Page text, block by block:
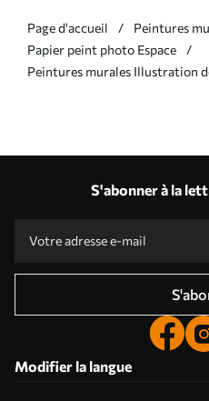
Page d'accueil
Peintures
Papier peint photo Espace
Peintures murales Illustration
S'abonner à la
Modifier la langue